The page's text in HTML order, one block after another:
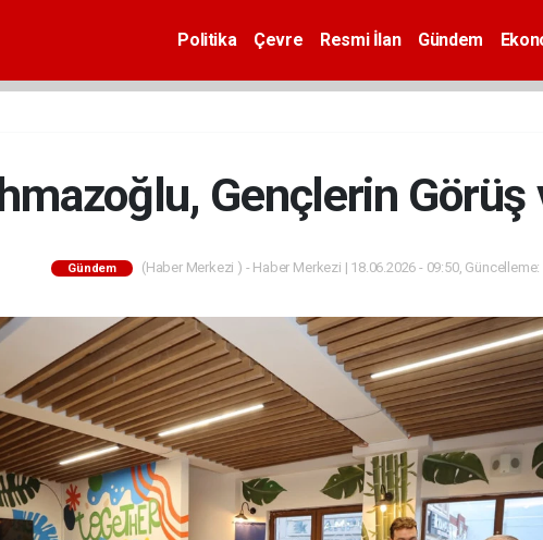
Politika Çevre Resmi İlan Gündem
Gençlerin
Gündem (Haber Merkezi ) - Haber Merkezi | 18.06.2026 - 09:50,